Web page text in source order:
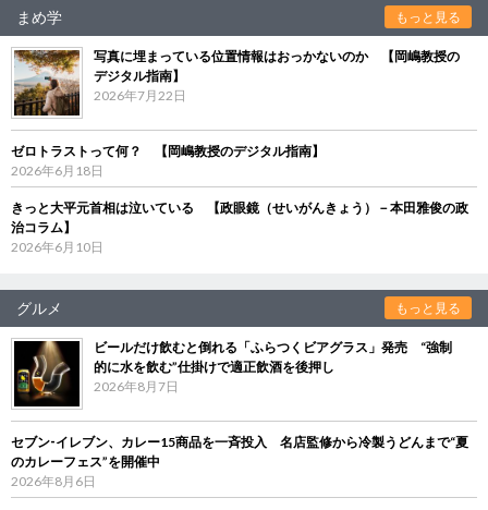
まめ学 もっと見る
写真に埋まっている位置情報はおっかないのか 【岡嶋教授の
デジタル指南】
2026年7月22日
ゼロトラストって何？ 【岡嶋教授のデジタル指南】
2026年6月18日
きっと大平元首相は泣いている 【政眼鏡（せいがんきょう）－本田雅俊の政
治コラム】
2026年6月10日
グルメ もっと見る
ビールだけ飲むと倒れる「ふらつくビアグラス」発売 “強制
的に水を飲む”仕掛けで適正飲酒を後押し
2026年8月7日
セブン‐イレブン、カレー15商品を一斉投入 名店監修から冷製うどんまで“夏
のカレーフェス”を開催中
2026年8月6日